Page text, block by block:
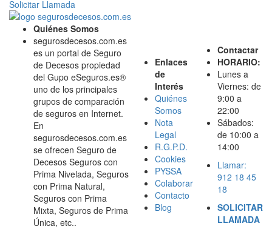
Solicitar Llamada
Quiénes Somos
segurosdecesos.com.es
es un portal de Seguro
de Decesos propiedad
del Gupo eSeguros.es®
uno de los principales
grupos de comparación
de seguros en Internet.
En
segurosdecesos.com.es
se ofrecen Seguro de
Decesos Seguros con
Prima Nivelada, Seguros
con Prima Natural,
Seguros con Prima
Mixta, Seguros de Prima
Única, etc..
Enlaces
de
Interés
Quiénes
Somos
Nota
Legal
R.G.P.D.
Cookies
PYSSA
Colaborar
Contacto
Blog
Contactar
HORARIO:
Lunes a
Viernes: de
9:00 a
22:00
Sábados:
de 10:00 a
14:00
Llamar:
912 18 45
18
SOLICITAR
LLAMADA